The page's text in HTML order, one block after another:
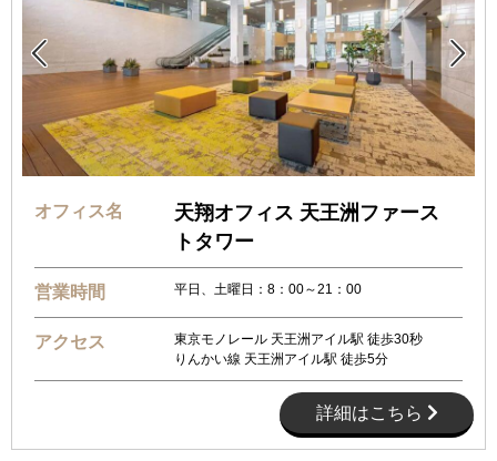
 
オフィス名
天翔オフィス 天王洲ファース
トタワー
営業時間 平日、土曜日：8：00～21：00
アクセス
東京モノレール 天王洲アイル駅 徒歩30秒
りんかい線 天王洲アイル駅 徒歩5分
詳細はこちら